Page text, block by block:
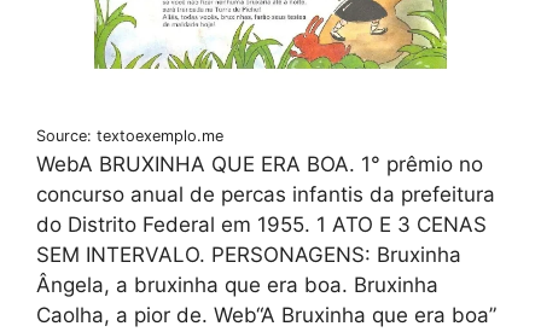
Source: textoexemplo.me
WebA BRUXINHA QUE ERA BOA. 1° prêmio no
concurso anual de percas infantis da prefeitura
do Distrito Federal em 1955. 1 ATO E 3 CENAS
SEM INTERVALO. PERSONAGENS: Bruxinha
Ângela, a bruxinha que era boa. Bruxinha
Caolha, a pior de. Web“A Bruxinha que era boa”